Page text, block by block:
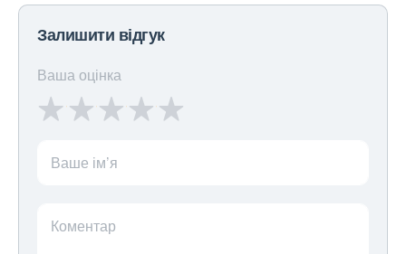
Залишити відгук
Ваша оцінка
Ваше ім’я
Коментар